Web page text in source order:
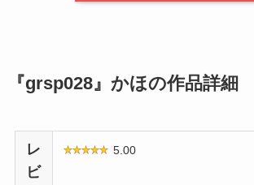
『grsp028』かほの作品詳細
レ
ビ
5.00